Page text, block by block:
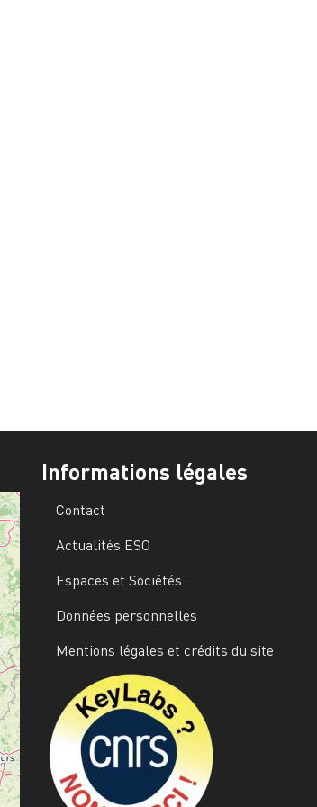
Informations légales
Contact
Actualités ESO
Espaces et Sociétés
Données personnelles
Mentions légales et crédits du site